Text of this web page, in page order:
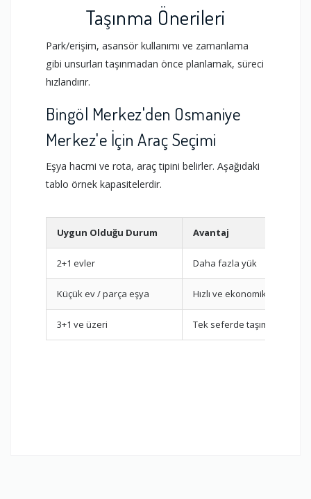
Taşınma Önerileri
Park/erişim, asansör kullanımı ve zamanlama
gibi unsurları taşınmadan önce planlamak, süreci
hızlandırır.
Bingöl Merkez'den Osmaniye
Merkez'e İçin Araç Seçimi
Eşya hacmi ve rota, araç tipini belirler. Aşağıdaki
tablo örnek kapasitelerdir.
Uygun Olduğu Durum Avantaj
2+1 evler Daha fazla yük
Küçük ev / parça eşya Hızlı ve ekonomik
3+1 ve üzeri Tek seferde taşıma